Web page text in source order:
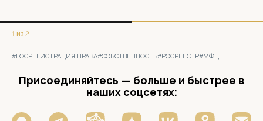
1 из 2
#ГОСРЕГИСТРАЦИЯ ПРАВА#СОБСТВЕННОСТЬ#РОСРЕЕСТР#МФЦ
Присоединяйтесь — больше и быстрее в
наших соцсетях: